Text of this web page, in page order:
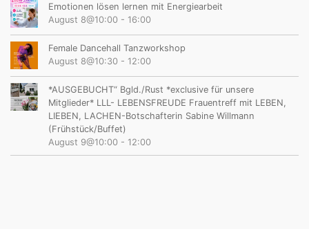
Emotionen lösen lernen mit Energiearbeit
August 8@10:00 - 16:00
Female Dancehall Tanzworkshop
August 8@10:30 - 12:00
*AUSGEBUCHT“ Bgld./Rust *exclusive für unsere
Mitglieder* LLL- LEBENSFREUDE Frauentreff mit LEBEN,
LIEBEN, LACHEN-Botschafterin Sabine Willmann
(Frühstück/Buffet)
August 9@10:00 - 12:00